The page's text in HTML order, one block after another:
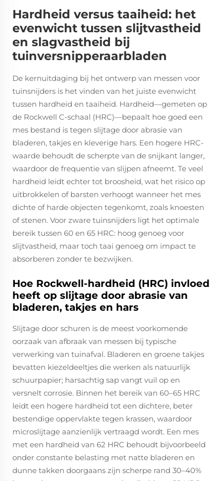
Hardheid versus taaiheid: het
evenwicht tussen slijtvastheid
en slagvastheid bij
tuinversnipperaarbladen
De kernuitdaging bij het ontwerp van messen voor
tuinsnijders is het vinden van het juiste evenwicht
tussen hardheid en taaiheid. Hardheid—gemeten op
de Rockwell C-schaal (HRC)—bepaalt hoe goed een
mes bestand is tegen slijtage door abrasie van
bladeren, takjes en kleverige hars. Een hogere HRC-
waarde behoudt de scherpte van de snijkant langer,
waardoor de frequentie van slijpen afneemt. Te veel
hardheid leidt echter tot broosheid, wat het risico op
uitbrokkelen of barsten verhoogt wanneer het mes
dichte of harde objecten tegenkomt, zoals knoesten
of stenen. Voor zware tuinsnijders ligt het optimale
bereik tussen 60 en 65 HRC: hoog genoeg voor
slijtvastheid, maar toch taai genoeg om impact te
absorberen zonder te bezwijken.
Hoe Rockwell-hardheid (HRC) invloed
heeft op slijtage door abrasie van
bladeren, takjes en hars
Slijtage door schuren is de meest voorkomende
oorzaak van afbraak van messen bij typische
verwerking van tuinafval. Bladeren en groene takjes
bevatten kiezeldeeltjes die werken als natuurlijk
schuurpapier; harsachtig sap vangt vuil op en
versnelt corrosie. Binnen het bereik van 60–65 HRC
leidt een hogere hardheid tot een dichtere, beter
bestendige oppervlakte tegen krassen, waardoor
microslijtage aanzienlijk vertraagd wordt. Een mes
met een hardheid van 62 HRC behoudt bijvoorbeeld
onder constante belasting met natte bladeren en
dunne takken doorgaans zijn scherpe rand 30–40%